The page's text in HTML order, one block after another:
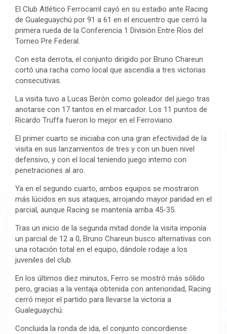
El Club Atlético Ferrocarril cayó en su estadio ante Racing
de Gualeguaychú por 91 a 61 en el encuentro que cerró la
primera rueda de la Conferencia 1 División Entre Ríos del
Torneo Pre Federal.
Con esta derrota, el conjunto dirigido por Bruno Chareun
cortó una racha como local que ascendía a tres victorias
consecutivas.
La visita tuvo a Lucas Berón como goleador del juego tras
anotarse con 17 tantos en el marcador. Los 11 puntos de
Ricardo Truffa fueron lo mejor en el Ferroviario.
El primer cuarto se iniciaba con una gran efectividad de la
visita en sus lanzamientos de tres y con un buen nivel
defensivo, y con el local teniendo juego interno con
penetraciones al aro.
Ya en el segundo cuarto, ambos equipos se mostraron
más lúcidos en sus ataques, arrojando mayor paridad en el
parcial, aunque Racing se mantenía arriba 45-35.
Tras un inicio de la segunda mitad donde la visita imponía
un parcial de 12 a 0, Bruno Chareun busco alternativas con
una rotación total en el equipo, dándole rodaje a los
juveniles del club.
En los últimos diez minutos, Ferro se mostró más sólido
pero, gracias a la ventaja obtenida con anterioridad, Racing
cerró mejor el partido para llevarse la victoria a
Gualeguaychú.
Concluida la ronda de ida, el conjunto concordiense